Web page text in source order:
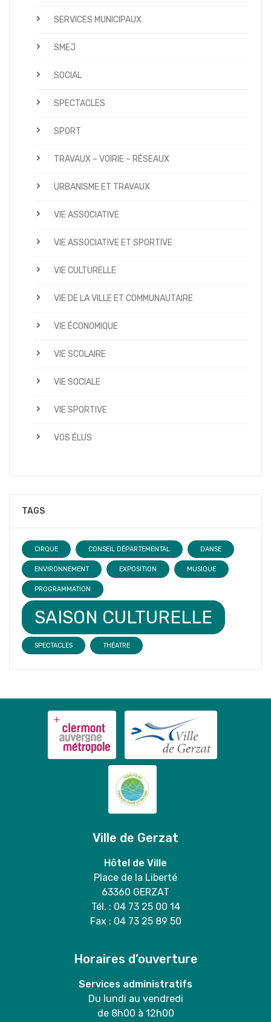
SERVICES MUNICIPAUX
SMEJ
SOCIAL
SPECTACLES
SPORT
TRAVAUX – VOIRIE – RÉSEAUX
URBANISME ET TRAVAUX
VIE ASSOCIATIVE
VIE ASSOCIATIVE ET SPORTIVE
VIE CULTURELLE
VIE DE LA VILLE ET COMMUNAUTAIRE
VIE ÉCONOMIQUE
VIE SCOLAIRE
VIE SOCIALE
VIE SPORTIVE
VOS ÉLUS
TAGS
CIRQUE CONSEIL DÉPARTEMENTAL DANSE
ENVIRONNEMENT EXPOSITION MUSIQUE
PROGRAMMATION
SAISON CULTURELLE
SPECTACLES THÉATRE
Ville de Gerzat
Hôtel de Ville
Place de la Liberté
63360 GERZAT
Tél. : 04 73 25 00 14
Fax : 04 73 25 89 50
Horaires d’ouverture
Services administratifs
Du lundi au vendredi
de 8h00 à 12h00